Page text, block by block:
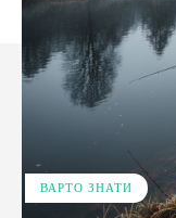
ВАРТО ЗНАТИ